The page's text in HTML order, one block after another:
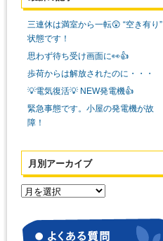
三連休は満室から一転😲 “空き有り”
状態です！
思わず待ち受け画面に👀👍
歩荷からは解放されたのに・・・
💡電気復活💡 NEW発電機👍
緊急事態です。小屋の発電機が故
障！
月別アーカイブ
月
ー